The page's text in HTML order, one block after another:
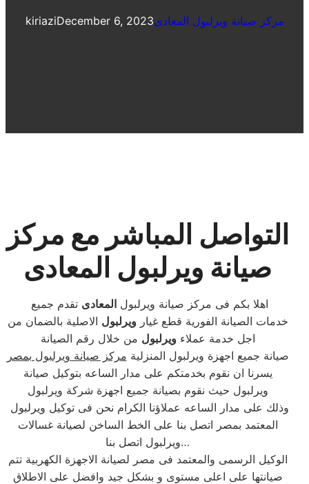
kiriaziDecember 6, 2023مركز صيانة ويرلبول المعادى
التواصل المباشر مع مركز
صيانة ويرلبول المعادى
اهلا بكم فى مركز صيانة ويرلبولالمعادى تقدم جميع
خدمات الصيانة الفورية قطع غيارويرلبول الاصلية بالضمان من
اجل خدمة عملاءويرلبول من خلال رقم الصيانة
صيانة جميع اجهزة ويرلبول المنزلية مركز صيانة ويرلبول بمصر
يسرنا ان نقوم بخدمتكم على مدار الساعه بتوكيل صيانة
ويرلبول حيث نقوم بصيانة جميع اجهزة شركة ويرلبول
المعتمد بمصر اتصل بنا على الخط الساخن لصيانة غسالات
ويرلبول اتصل بنا…
الوكيل الرسمى والمعتمد فى مصر لصيانة الاجهزة الكهربية تتم
صيانتها على اعلى مستوى و بشكل جيد وافضل على الاطلاق